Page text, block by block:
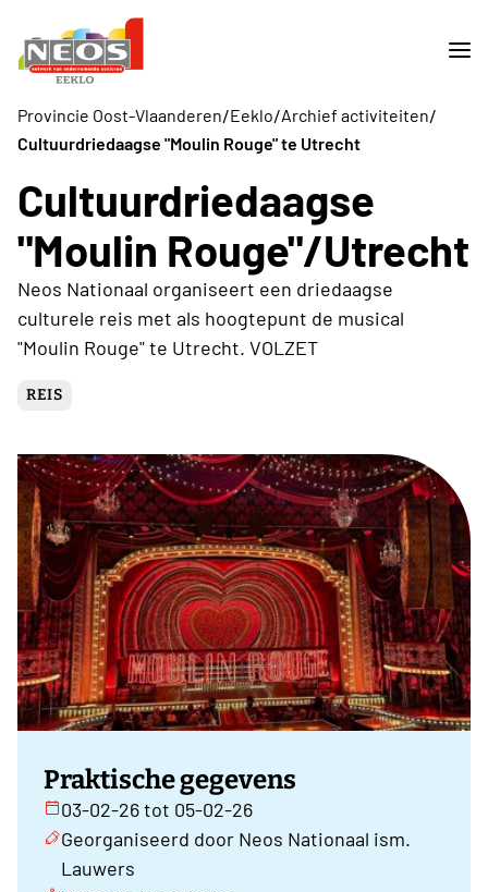
Provincie Oost-Vlaanderen/Eeklo/Archief activiteiten/
Cultuurdriedaagse "Moulin Rouge" te Utrecht
Cultuurdriedaagse
"Moulin Rouge"/Utrecht
Neos Nationaal organiseert een driedaagse
culturele reis met als hoogtepunt de musical
"Moulin Rouge" te Utrecht. VOLZET
REIS
Praktische gegevens
03-02-26 tot 05-02-26
Georganiseerd door Neos Nationaal ism.
Lauwers